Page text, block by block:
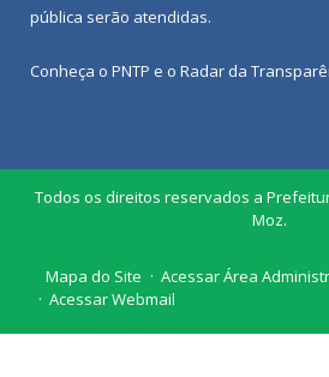
pública serão atendidas.
Conheça o PNTP e o Radar da
Todos os direitos reservados a
Moz.
Mapa do Site
Acessar Área
Acessar Webmail